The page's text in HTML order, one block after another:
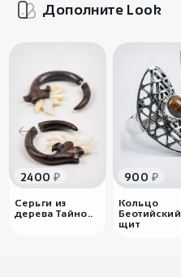
Дополните Look
2400 ₽
Серьги из
дерева Тайно..
900 ₽
Кольцо
Беотийский
щит